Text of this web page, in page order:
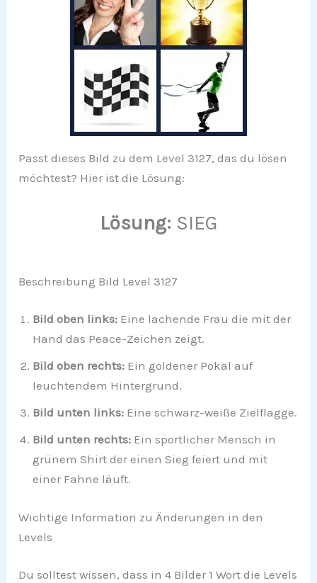
Passt dieses Bild zu dem Level 3127, das du lösen
möchtest? Hier ist die Lösung:
Lösung: SIEG
Beschreibung Bild Level 3127
Bild oben links: Eine lachende Frau die mit der
Hand das Peace-Zeichen zeigt.
Bild oben rechts: Ein goldener Pokal auf
leuchtendem Hintergrund.
Bild unten links: Eine schwarz-weiße Zielflagge.
Bild unten rechts: Ein sportlicher Mensch in
grünem Shirt der einen Sieg feiert und mit
einer Fahne läuft.
Wichtige Information zu Änderungen in den
Levels
Du solltest wissen, dass in 4 Bilder 1 Wort die Levels